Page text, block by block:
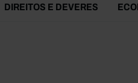
DIREITOS E DEVERES